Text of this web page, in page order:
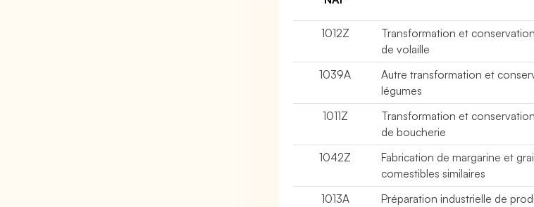
1012Z
Transformation et
de volaille
1039A
Autre transformation et
légumes
1011Z
Transformation et
de boucherie
1042Z
Fabrication de margarine et
comestibles similaires
1013A
Préparation industrielle de